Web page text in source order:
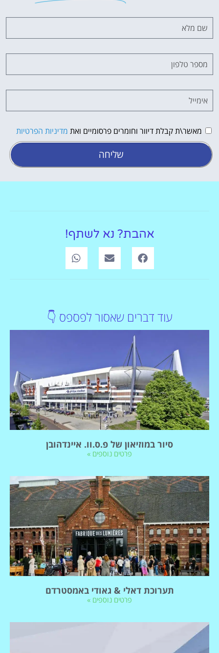
מאשר\ת קבלת דיוור וחומרים פרסומיים ואת מדיניות הפרטיות
שליחה
אהבת? נא לשתף!
עוד דברים שאסור לפספס 👇
סיור במוזיאון של פ.ס.וו. איינדהובן
פרטים נוספים »
תערוכת דאלי & גאודי באמסטרדם
פרטים נוספים »